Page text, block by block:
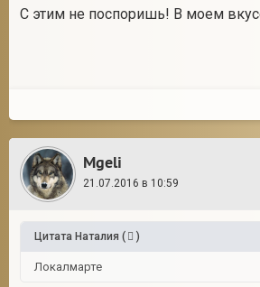
С этим не поспоришь! В моем
Mgeli
21.07.2016 в 10:59
Цитата Наталия ( )
Локалмарте